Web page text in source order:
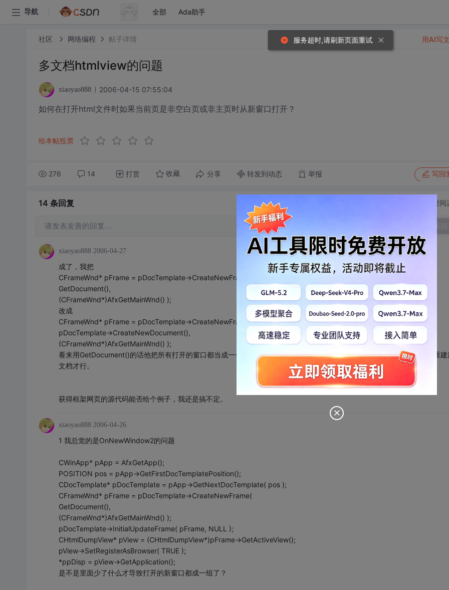
导航 全部 Ada助手
社区 网络编程 帖子详情
多文档htmlview的问题
xiaoyao888 2006-04-15 07:55:04
如何在打开html文件时如果当前页是非空白页或非主页时从新窗口打开？
给本帖投票
276 14 打赏 收藏 分享 转发到动态 举报 写回
用AI写
14 条回复 切换为时间
请发表友善的回复…
xiaoyao888 2006-04-27
成了，我把
CFrameWnd* pFrame = pDocTemplate->CreateNewFrame(
GetDocument(),
(CFrameWnd*)AfxGetMainWnd() );
改成
CFrameWnd* pFrame = pDocTemplate->CreateNewFrame(
pDocTemplate->CreateNewDocument(),
(CFrameWnd*)AfxGetMainWnd() );
看来用GetDocument()的话他把所有打开的窗口都当成一个文档了，用SetWindowText虽然可以改名但是要想不关联必须重建
文档才行。
获得框架网页的源代码能否给个例子，我还是搞不定。
xiaoyao888 2006-04-26
1 我总觉的是OnNewWindow2的问题
CWinApp* pApp = AfxGetApp();
POSITION pos = pApp->GetFirstDocTemplatePosition();
CDocTemplate* pDocTemplate = pApp->GetNextDocTemplate( pos );
CFrameWnd* pFrame = pDocTemplate->CreateNewFrame(
GetDocument(),
(CFrameWnd*)AfxGetMainWnd() );
pDocTemplate->InitialUpdateFrame( pFrame, NULL );
CHtmlDumpView* pView = (CHtmlDumpView*)pFrame->GetActiveView();
pView->SetRegisterAsBrowser( TRUE );
*ppDisp = pView->GetApplication();
是不是里面少了什么才导致打开的新窗口都成一组了？